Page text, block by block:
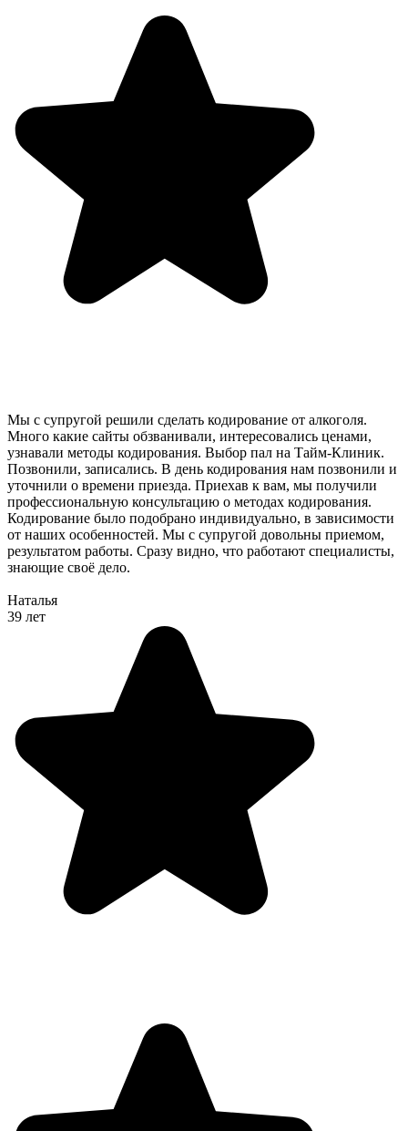
Мы с супругой решили сделать кодирование от алкоголя.
Много какие сайты обзванивали, интересовались ценами,
узнавали методы кодирования. Выбор пал на Тайм-Клиник.
Позвонили, записались. В день кодирования нам позвонили и
уточнили о времени приезда. Приехав к вам, мы получили
профессиональную консультацию о методах кодирования.
Кодирование было подобрано индивидуально, в зависимости
от наших особенностей. Мы с супругой довольны приемом,
результатом работы. Сразу видно, что работают специалисты,
знающие своё дело.
Наталья
39 лет